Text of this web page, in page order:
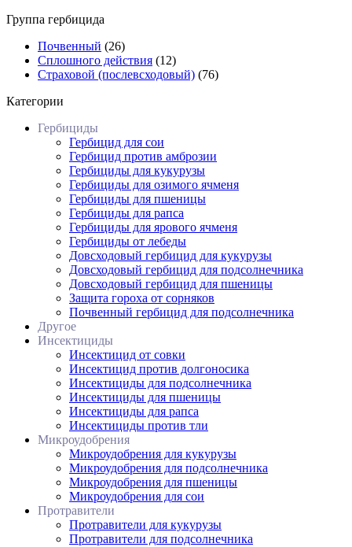
Группа гербицида
Почвенный (26)
Сплошного действия (12)
Страховой (послевсходовый) (76)
Категории
Гербициды
Гербицид для сои
Гербицид против амброзии
Гербициды для кукурузы
Гербициды для озимого ячменя
Гербициды для пшеницы
Гербициды для рапса
Гербициды для ярового ячменя
Гербициды от лебеды
Довсходовый гербицид для кукурузы
Довсходовый гербицид для подсолнечника
Довсходовый гербицид для пшеницы
Защита гороха от сорняков
Почвенный гербицид для подсолнечника
Другое
Инсектициды
Инсектицид от совки
Инсектицид против долгоносика
Инсектициды для подсолнечника
Инсектициды для пшеницы
Инсектициды для рапса
Инсектициды против тли
Микроудобрения
Микроудобрения для кукурузы
Микроудобрения для подсолнечника
Микроудобрения для пшеницы
Микроудобрения для сои
Протравители
Протравители для кукурузы
Протравители для подсолнечника